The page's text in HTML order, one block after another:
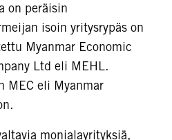
on peräisin
isoin yritysrypäs on
Myanmar Economic
Ltd eli MEHL.
MEC eli Myanmar
monialayrityksiä,